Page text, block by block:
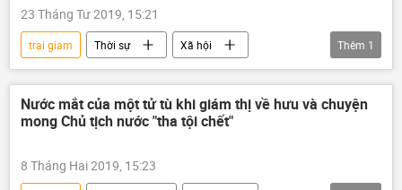
23 Tháng Tư 2019, 15:21
trại giam Thời sự
Xã hội
Việt Nam
Thêm 1
Nước mắt của một tử tù khi giám thị về hưu và chuyện
mong Chủ tịch nước "tha tội chết"
8 Tháng Hai 2019, 15:23